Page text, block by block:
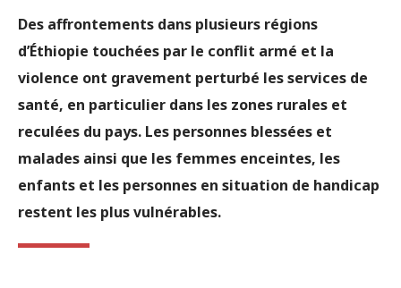
Des affrontements dans plusieurs régions
d’Éthiopie touchées par le conflit armé et la
violence ont gravement perturbé les services de
santé, en particulier dans les zones rurales et
reculées du pays. Les personnes blessées et
malades ainsi que les femmes enceintes, les
enfants et les personnes en situation de handicap
restent les plus vulnérables.